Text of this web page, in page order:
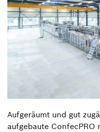
Aufgeräumt und gut
aufgebaute ConfecPRO